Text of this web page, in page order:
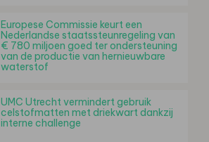
Europese Commissie keurt een
Nederlandse staatssteunregeling van
€ 780 miljoen goed ter ondersteuning
van de productie van hernieuwbare
waterstof
UMC Utrecht vermindert gebruik
celstofmatten met driekwart dankzij
interne challenge